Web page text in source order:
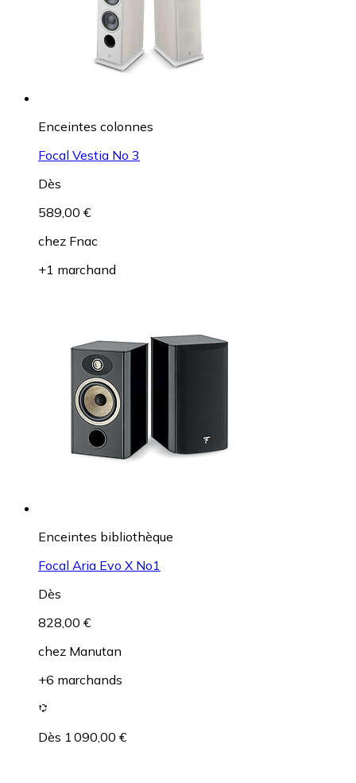
Enceintes colonnes
Focal Vestia No 3
Dès
589,00 €
chez Fnac
+1 marchand
Enceintes bibliothèque
Focal Aria Evo X No1
Dès
828,00 €
chez Manutan
+6 marchands
Dès 1 090,00 €